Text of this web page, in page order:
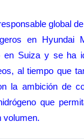
global
en Hyundai
en Suiza y se ha
al tiempo que
la ambición de
que
volumen.